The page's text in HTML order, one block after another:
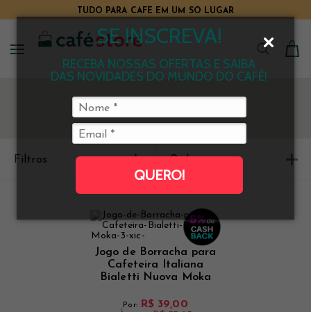
SE INSCREVA!
RECEBA NOSSAS OFERTAS E SAIBA
DAS NOVIDADES DO MUNDO DO CAFÉ!
QUERO!
TUDO PARA CAFÉ EM UM SÓ LUGAR
Filtros Ordenar
Jogo de Borracha para
Cafeteira Italiana
Bialetti Nuova Moka
Por: R$ 39,00